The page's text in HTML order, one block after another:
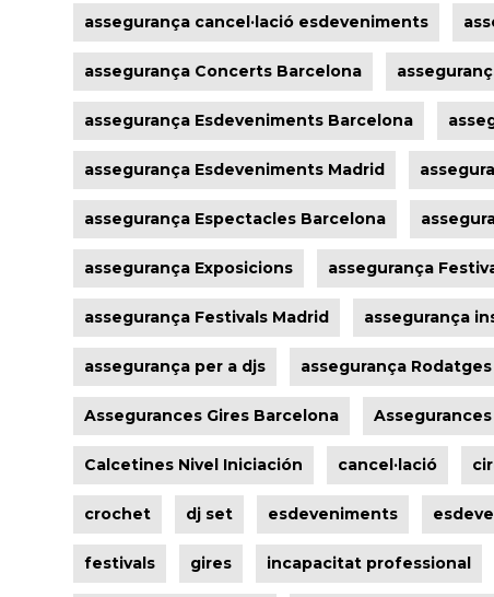
assegurança cancel·lació esdeveniments
assegurança Concerts Barcelona
assegurança Esdeveniments Barcelona
assegurança Esdeveniments Madrid
assegurança Espectacles Barcelona
assegurança Exposicions assegurança
assegurança Festivals Madrid assegurança
assegurança per a djs assegurança Rodatges
Assegurances Gires Barcelona
Calcetines Nivel Iniciación cancel·lació
crochet dj set esdeveniments
festivals gires incapacitat professional